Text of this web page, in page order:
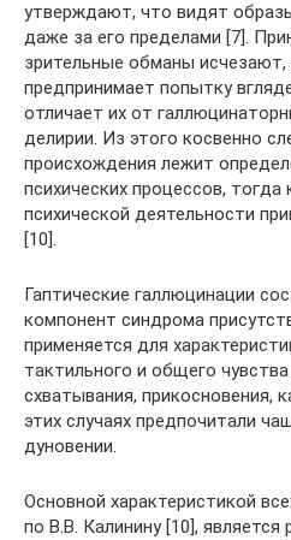
утверждают, что видят
даже за его пределами [7].
зрительные обманы исчезают,
предпринимает попытку
отличает их от
делирии. Из этого косвенно
происхождения лежит
психических процессов, тогда
психической деятельности
[10].
Гаптические галлюцинации
компонент синдрома
применяется для
тактильного и общего
схватывания, прикосновения,
этих случаях предпочитали
дуновении.
Основной характеристикой
по В.В. Калинину [10], является